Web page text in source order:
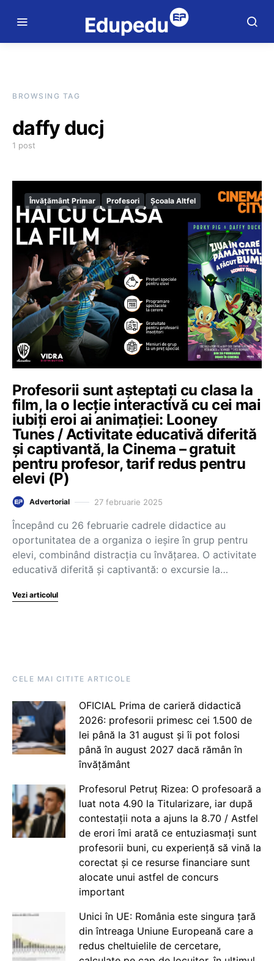
BROWSING TAG
daffy ducj
1 post
Învățământ Primar Profesori Școala Altfel
Profesorii sunt așteptați cu clasa la
film, la o lecție interactivă cu cei mai
iubiți eroi ai animației: Looney
Tunes / Activitate educativă diferită
și captivantă, la Cinema – gratuit
pentru profesor, tarif redus pentru
elevi (P)
Advertorial 27 februarie 2025
Începând cu 26 februarie cadrele didactice au
oportunitatea de a organiza o ieșire în grup pentru
elevi, combinând distracția cu învățarea. O activitate
educativă diferită și captivantă: o excursie la…
Vezi articolul
CELE MAI CITITE ARTICOLE
OFICIAL Prima de carieră didactică
2026: profesorii primesc cei 1.500 de
lei până la 31 august și îi pot folosi
până în august 2027 dacă rămân în
învățământ
Profesorul Petruț Rizea: O profesoară a
luat nota 4.90 la Titularizare, iar după
contestații nota a ajuns la 8.70 / Astfel
de erori îmi arată ce entuziasmați sunt
profesorii buni, cu experiență să vină la
corectat și ce resurse financiare sunt
alocate unui astfel de concurs
important
Unici în UE: România este singura țară
din întreaga Uniune Europeană care a
redus cheltuielile de cercetare,